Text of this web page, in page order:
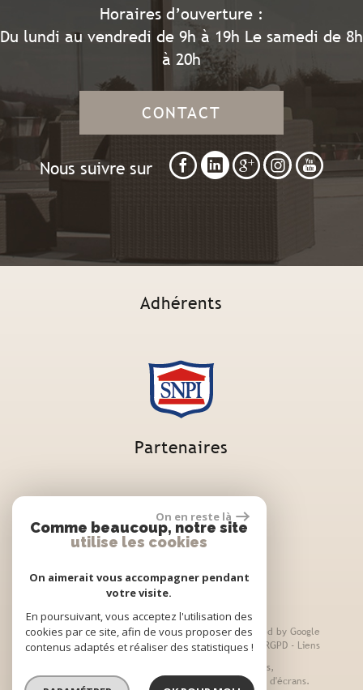
Horaires d’ouverture :
Du lundi au vendredi de 9h à 19h Le samedi de 8h
à 20h
CONTACT
Nous suivre sur
Adhérents
Partenaires
© 2026 | Tous droits réservés | Traduction powered by Google
Plan du site-Mentions légales- Nos honoraires RGPD - Liens
Site internet compatible multi-supports,
un seul site adaptable à tous les types d'écrans.
On en reste là
Comme beaucoup, notre site
utilise les cookies
On aimerait vous accompagner pendant
votre visite.
En poursuivant, vous acceptez l'utilisation des
cookies par ce site, afin de vous proposer des
contenus adaptés et réaliser des statistiques !